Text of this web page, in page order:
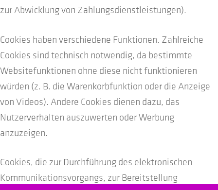
zur Abwicklung von Zahlungsdienstleistungen).
Cookies haben verschiedene Funktionen. Zahlreiche
Cookies sind technisch notwendig, da bestimmte
Websitefunktionen ohne diese nicht funktionieren
würden (z. B. die Warenkorbfunktion oder die Anzeige
von Videos). Andere Cookies dienen dazu, das
Nutzerverhalten auszuwerten oder Werbung
anzuzeigen.
Cookies, die zur Durchführung des elektronischen
Kommunikationsvorgangs, zur Bereitstellung